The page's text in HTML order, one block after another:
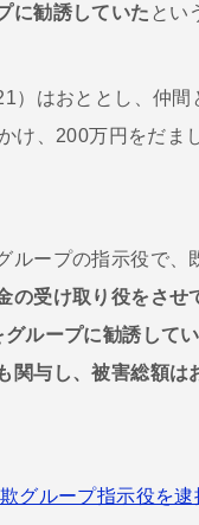
に勧誘していた とい
）はおととし、仲間
け、200万円をだま
ープの指示役で、
の受け取り役をさせ
ループに勧誘して
関与し、被害総額は
グループ指示役を